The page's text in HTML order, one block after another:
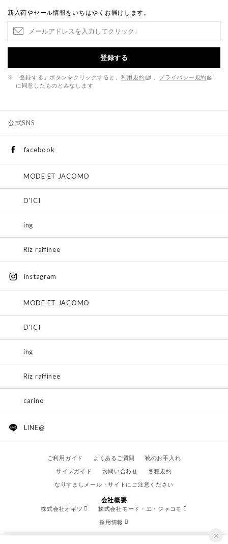
新入荷やセール情報をいちはやくお届けします。
登録する
※「登録する」ボタンをクリックすると、 利用規約
プライバシー規約
に同意したものとみなします
公式SNS
facebook
MODE ET JACOMO
D'ICI
ing
Riz raffinee
instagram
MODE ET JACOMO
D'ICI
ing
Riz raffinee
carino
LINE@
ご利用ガイド よくあるご質問
靴のお手入れ
サイズガイド
お問い合わせ
各種規約
なりすましメール・サイトにご注意ください
会社概要
株式会社オギツ
株式会社モード・エ・ジャコモ
採用情報